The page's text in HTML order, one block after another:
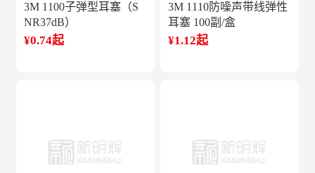
3M 1100子弹型耳塞（S
NR37dB）
¥0.74起
3M 1110防噪声带线弹性
耳塞 100副/盒
¥1.12起